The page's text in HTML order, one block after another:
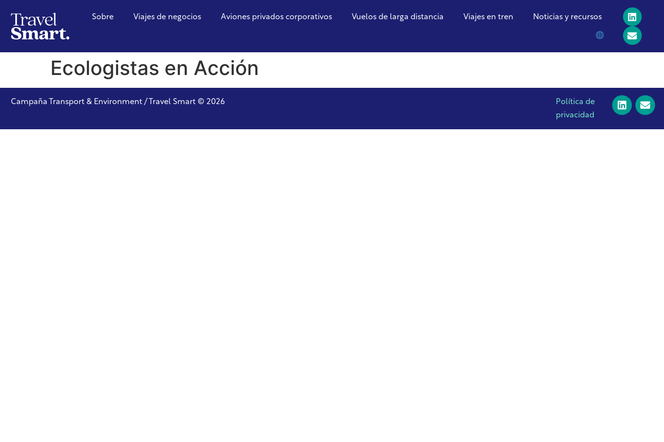
Sobre Viajes de negocios Aviones privados corporativos Vuelos de larga distancia Viajes en tren Noticias y recursos
Ecologistas en Acción
Campaña Transport & Environment / Travel Smart © 2026
Política de
privacidad